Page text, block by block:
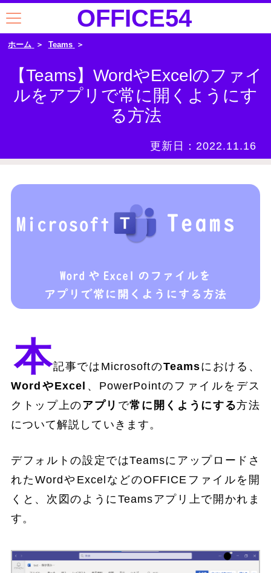
OFFICE54
ホーム Teams
【Teams】WordやExcelのファイ
ルをアプリで常に開くようにす
る方法
更新日： 2022.11.16
本記事ではMicrosoftのTeamsにおける、
WordやExcel 、PowerPointのファイルをデス
クトップ上のアプリ で常に開くようにする方法
について解説していきます。
デフォルトの設定ではTeamsにアップロードさ
れたWordやExcelなどのOFFICEファイルを開
くと、次図のようにTeamsアプリ上で開かれま
す。